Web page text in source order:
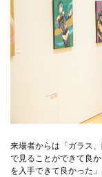
来場者からは「ガラス
で見ることができて良
を入手できて良かった